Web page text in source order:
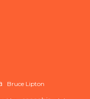
Bruce Lipton